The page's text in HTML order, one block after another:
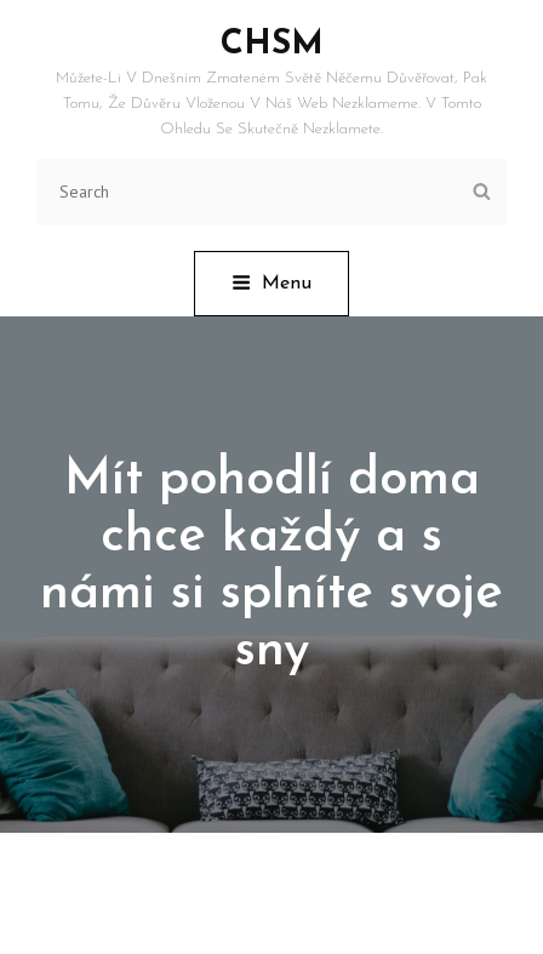
CHSM
Můžete-Li V Dnešním Zmateném Světě Něčemu Důvěřovat, Pak
Tomu, Že Důvěru Vloženou V Náš Web Nezklameme. V Tomto
Ohledu Se Skutečně Nezklamete.
Menu
Mít pohodlí doma
chce každý a s
námi si splníte svoje
sny
Posted
3.
2025